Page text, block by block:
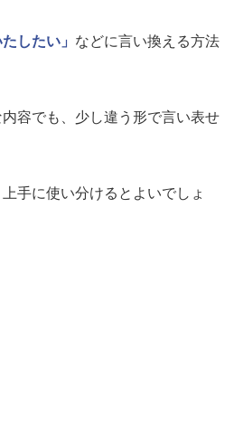
したい」 などに言い換える方法
容でも、少し違う形で言い表せ
手に使い分けるとよいでしょ